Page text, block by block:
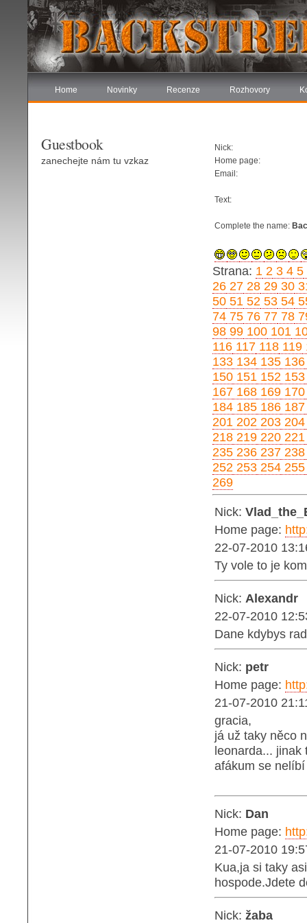
Home Novinky Recenze Rozhovory
Nick:
Home page:
Email:
Text:
Complete the name:
Strana: 1 2 3 4 5
26 27 28 29 30
50 51 52 53 54
74 75 76 77 78
98 99 100 101
116 117 118 119
133 134 135 136
150 151 152 153
167 168 169 170
184 185 186 187
201 202 203 204
218 219 220 221
235 236 237 238
252 253 254 255
269
Nick:
Home page:
22-07-2010
Ty vole to je
Nick: Alexandr
22-07-2010
Dane kdybys
Nick: petr
Home page:
21-07-2010
gracia,
já už taky něco
leonarda... jinak
afákum se
Nick: Dan
Home page:
21-07-2010
Kua,ja si taky
hospode.Jdete
Nick: žaba
Guestbook
zanechejte nám tu vzkaz